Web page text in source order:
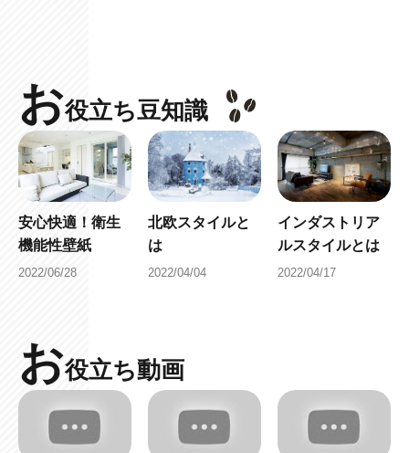
お役立ち豆知識
安心快適！衛生
機能性壁紙
2022/06/28
北欧スタイルと
は
2022/04/04
インダストリア
ルスタイルとは
2022/04/17
お役立ち動画